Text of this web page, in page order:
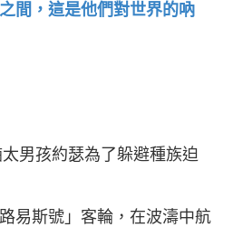
間，這是他們對世界的吶
男孩約瑟為了躲避種族迫
易斯號」客輪，在波濤中航